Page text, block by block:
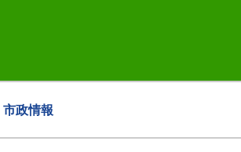
市政情報